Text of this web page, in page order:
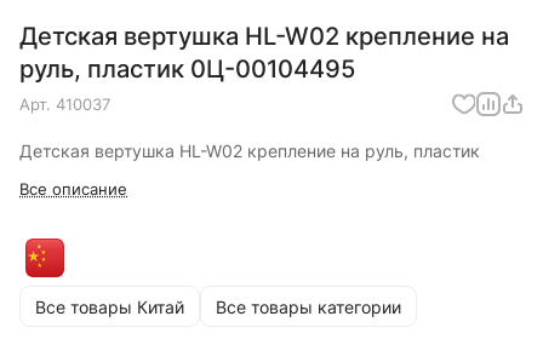
Детская вертушка HL-W02 крепление на
руль, пластик 0Ц-00104495
Арт. 410037
Детская вертушка HL-W02 крепление на руль, пластик
Все описание
Все товары Китай Все товары категории